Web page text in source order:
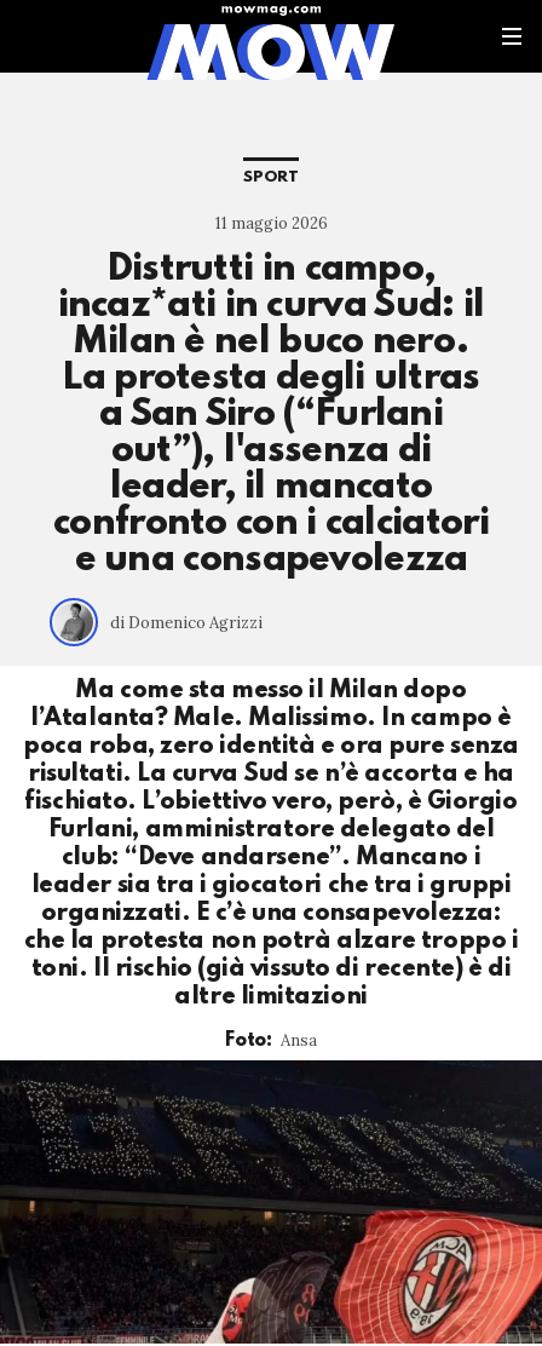
SPORT
11 maggio 2026
Distrutti in campo,
incaz*ati in curva Sud: il
Milan è nel buco nero.
La protesta degli ultras
a San Siro (“Furlani
out”), l'assenza di
leader, il mancato
confronto con i calciatori
e una consapevolezza
di Domenico Agrizzi
Ma come sta messo il Milan dopo
l’Atalanta? Male. Malissimo. In campo è
poca roba, zero identità e ora pure senza
risultati. La curva Sud se n’è accorta e ha
fischiato. L’obiettivo vero, però, è Giorgio
Furlani, amministratore delegato del
club: “Deve andarsene”. Mancano i
leader sia tra i giocatori che tra i gruppi
organizzati. E c’è una consapevolezza:
che la protesta non potrà alzare troppo i
toni. Il rischio (già vissuto di recente) è di
altre limitazioni
Foto: Ansa